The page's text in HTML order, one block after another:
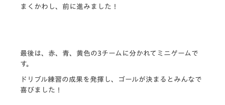
まくかわし、前に進みました！
最後は、赤、青、黄色の3チームに分かれてミニゲームで
す。
ドリブル練習の成果を発揮し、ゴールが決まるとみんなで
喜びました！